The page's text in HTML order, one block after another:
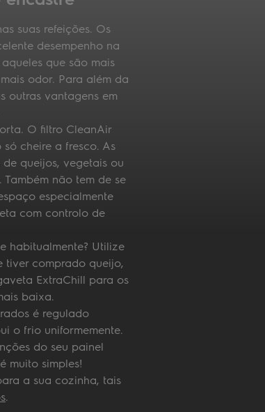
suas refeições. Os
desempenho na
que são mais
odor. Para além da
outras vantagens em
O filtro CleanAir
cheire a fresco. As
queijos, vegetais ou
não tem de se
especialmente
com controlo de
habitualmente? Utilize
tiver comprado queijo,
ExtraChill para os
baixa.
é regulado
o frio uniformemente.
do seu painel
muito simples!
a sua cozinha, tais
.